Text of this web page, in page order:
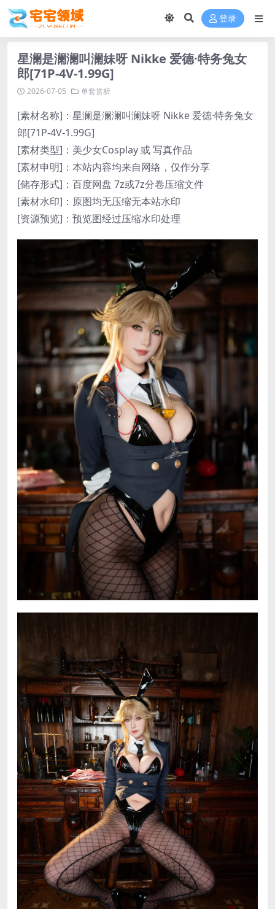
登录
星澜是澜澜叫澜妹呀 Nikke 爱德·特务兔女
郎[71P-4V-1.99G]
2026-07-05 单套赏析
[素材名称]：星澜是澜澜叫澜妹呀 Nikke 爱德·特务兔女
郎[71P-4V-1.99G]
[素材类型]：美少女Cosplay 或 写真作品
[素材申明]：本站内容均来自网络，仅作分享
[储存形式]：百度网盘 7z或7z分卷压缩文件
[素材水印]：原图均无压缩无本站水印
[资源预览]：预览图经过压缩水印处理